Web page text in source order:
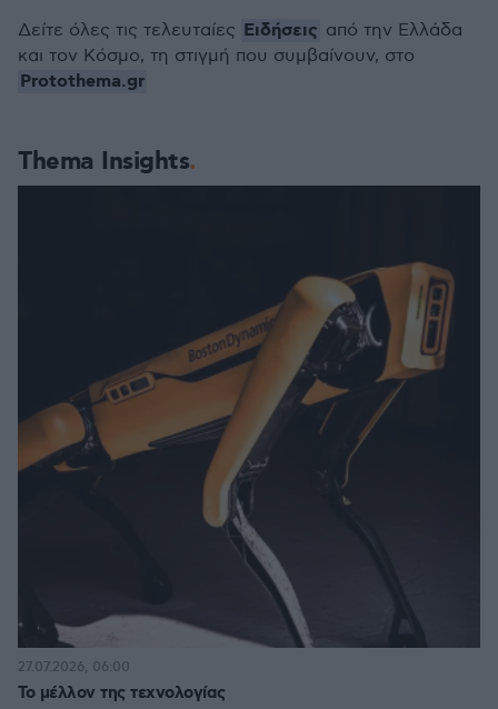
Thema Insights
Το μέλλον της τεχνολογίας
27.07.2026, 06:00
Δείτε όλες τις τελευταίες Ειδήσεις από την Ελλάδα
και τον Κόσμο, τη στιγμή που συμβαίνουν, στο
Protothema.gr